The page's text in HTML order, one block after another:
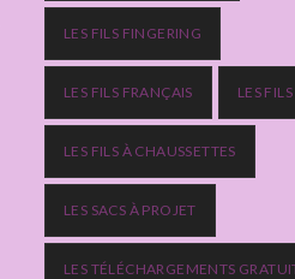
LES FILS FINGERING
LES FILS FRANÇAIS LES
LES FILS À CHAUSSETTES
LES SACS À PROJET
LES TÉLÉCHARGEMENTS